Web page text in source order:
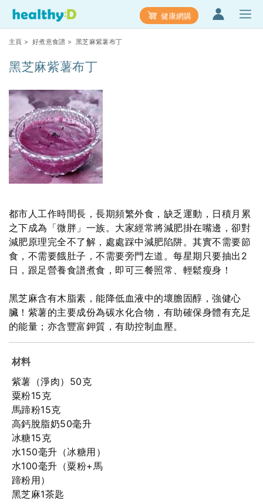
健康網購
主頁 好煮意食譜 > 黑芝麻紫薯布丁
黑芝麻紫薯布丁
都市人工作時間長，長期頻繁外食，缺乏運動，日積月累
之下成為「微胖」一族。大家經常將減肥掛在嘴邊，卻對
減肥原理完全不了解，處處踩中減肥陷阱。其實不需要節
食，不需要餓肚子，不需要旁門左道。每星期只要抽出2
日，跟足營養食譜煮食，即可三餐照常、輕鬆瘦身！
黑芝麻含有木脂素，能降低血液中的壞膽固醇，強健心
臟！紫薯的主要成份為碳水化合物，有助確保身體有充足
的能量；亦含豐富鉀質，有助控制血壓。
材料
紫薯（淨肉）50克
粟粉15克
馬蹄粉15克
高鈣脫脂奶50毫升
冰糖15克
水150毫升（冰糖用）
水100毫升（粟粉+馬
蹄粉用）
黑芝麻1茶匙